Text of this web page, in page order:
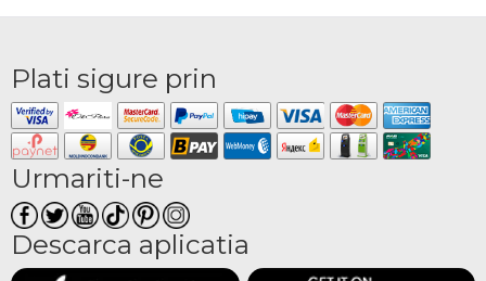
Plati sigure prin
Urmariti-ne
Descarca aplicatia